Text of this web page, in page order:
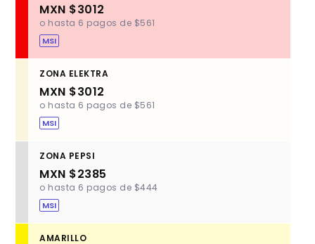
MXN $3012
o hasta 6 pagos de $561
MSI
ZONA ELEKTRA
MXN $3012
o hasta 6 pagos de $561
MSI
ZONA PEPSI
MXN $2385
o hasta 6 pagos de $444
MSI
AMARILLO